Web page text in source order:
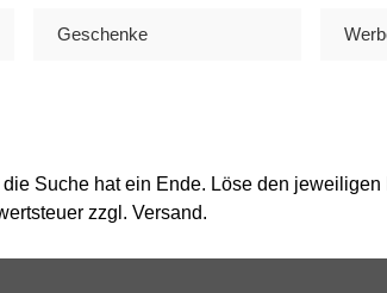
Geschenke
Suche hat ein Ende. Löse den
zzgl. Versand.